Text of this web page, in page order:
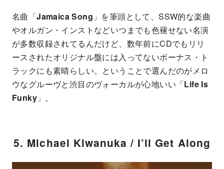
名曲「Jamaica Song 」を筆頭として、SSW的な楽曲
やオルガン・インストなどいつまでも色褪せない名演
が多数収録されてるんだけど、数年前にCDでもリリ
ースされたオリジナル盤には入ってないボーナス・ト
ラックにも素晴らしい。ということで選んだのがメロ
ウなグルーヴと渋目のヴォーカルが心地いい「Life Is
Funky 」。
5. Michael Kiwanuka / I’ll Get Along